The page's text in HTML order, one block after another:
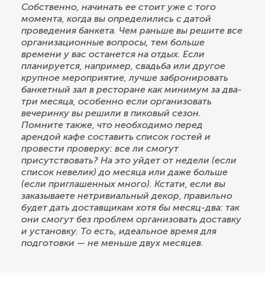
Собственно, начинать ее стоит уже с того
момента, когда вы определились с датой
проведения банкета. Чем раньше вы решите все
организационные вопросы, тем больше
времени у вас останется на отдых. Если
планируется, например, свадьба или другое
крупное мероприятие, лучше забронировать
банкетный зал в ресторане как минимум за два-
три месяца, особенно если организовать
вечеринку вы решили в пиковый сезон.
Помните также, что необходимо перед
арендой кафе составить список гостей и
провести проверку: все ли смогут
присутствовать? На это уйдет от недели (если
список невелик) до месяца или даже больше
(если приглашенных много). Кстати, если вы
заказываете нетривиальный декор, правильно
будет дать доставщикам хотя бы месяц-два: так
они смогут без проблем организовать доставку
и установку. То есть, идеальное время для
подготовки — не меньше двух месяцев.